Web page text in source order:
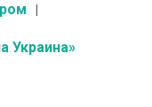
Украина»